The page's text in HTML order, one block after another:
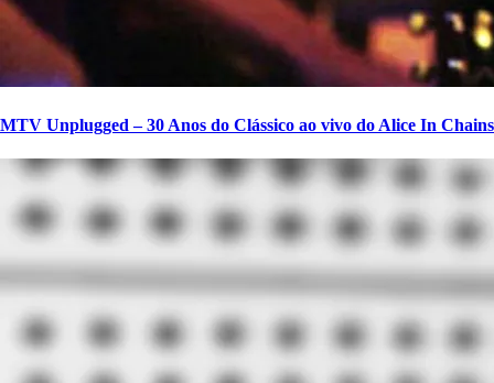
MTV Unplugged – 30 Anos do Clássico ao vivo do Alice In Chains